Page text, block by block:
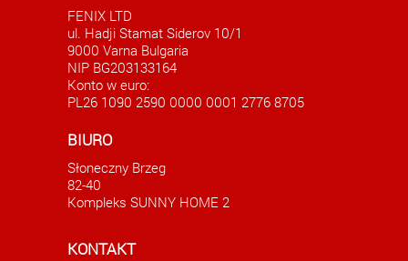
Duże studio w Świętym Własie niedaleko
AKTUALNE
75000.00 EUR
FENIX LTD
ul. Hadji Stamat Siderov 10/1
9000 Varna Bulgaria
NIP BG203133164
Konto w euro:
PL26 1090 2590 0000 0001 2776 8705
BIURO
Słoneczny Brzeg
82-40
Kompleks SUNNY HOME 2
KONTAKT